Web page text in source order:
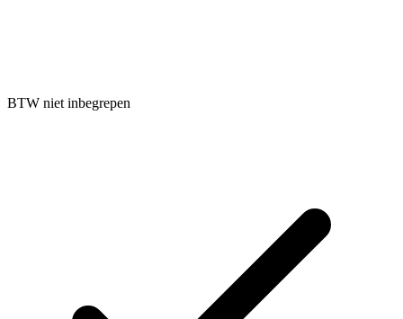
BTW niet inbegrepen